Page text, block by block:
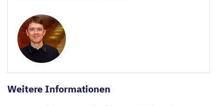
Weitere Informationen